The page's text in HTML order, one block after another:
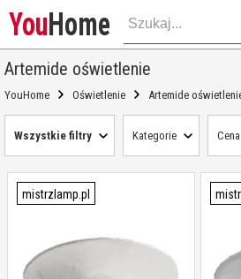
YouHome
Artemide oświetlenie
YouHome Oświetlenie Artemide
Wszystkie filtry Kategorie Cena
mistrzlamp.pl